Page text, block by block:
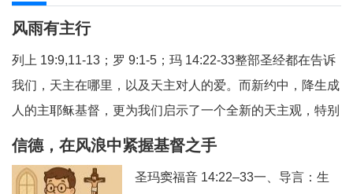
圣经研读
风雨有主行
列上 19:9,11-13；罗 9:1-5；玛 14:22-33整部圣经都在告诉
我们，天主在哪里，以及天主对人的爱。而新约中，降生成
人的主耶稣基督，更为我们启示了一个全新的天主观，特别
是在艰难困苦中陪伴我们的天主，我们今天从三个方面反省
（3）有主就平安。1、祈祷与生活祈祷，就
信德，在风浪中紧握基督之手
圣玛窦福音 14:22–33一、导言：生